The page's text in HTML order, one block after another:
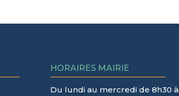
HORAIRES MAIRIE
Du lundi au mercredi de 8h30 à